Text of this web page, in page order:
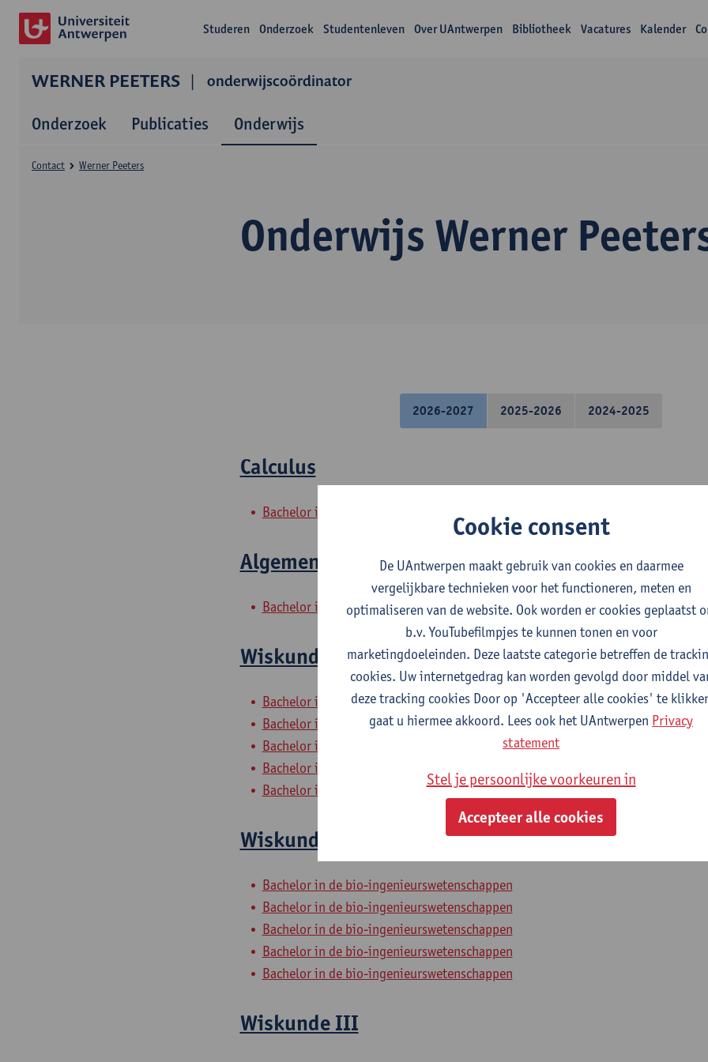
Studeren Onderzoek Studentenleven Over UAntwerpen Bibliotheek Vacatures Kalender
WERNER PEETERS onderwijscoördinator
Onderzoek Publicaties Onderwijs
Onderwijs Werner
Contact Werner Peeters
2026-2027 2025-2026 2024-2025
Calculus
Bachelor in de informatica
Algemene topologie
Bachelor in de wiskunde
Wiskunde I
Bachelor in de bio-ingenieurswetenschappen
Bachelor in de bio-ingenieurswetenschappen
Bachelor in de bio-ingenieurswetenschappen
Bachelor in de bio-ingenieurswetenschappen
Bachelor in de bio-ingenieurswetenschappen
Wiskunde II
Bachelor in de bio-ingenieurswetenschappen
Bachelor in de bio-ingenieurswetenschappen
Bachelor in de bio-ingenieurswetenschappen
Bachelor in de bio-ingenieurswetenschappen
Bachelor in de bio-ingenieurswetenschappen
Wiskunde III
Cookie consent
De UAntwerpen maakt gebruik van cookies en daarmee
vergelijkbare technieken voor het functioneren, meten en
optimaliseren van de website. Ook worden er cookies geplaatst
b.v. YouTubefilmpjes te kunnen tonen en voor
marketingdoeleinden. Deze laatste categorie betreffen de
cookies. Uw internetgedrag kan worden gevolgd door middel
deze tracking cookies Door op 'Accepteer alle cookies' te
gaat u hiermee akkoord. Lees ook het UAntwerpen Privacy
statement
Stel je persoonlijke voorkeuren in
Accepteer alle cookies